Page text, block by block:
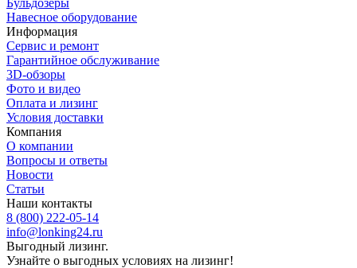
Бульдозеры
Навесное оборудование
Информация
Сервис и ремонт
Гарантийное обслуживание
3D-обзоры
Фото и видео
Оплата и лизинг
Условия доставки
Компания
О компании
Вопросы и ответы
Новости
Статьи
Наши контакты
8 (800) 222-05-14
info@lonking24.ru
Выгодный лизинг.
Узнайте о выгодных условиях на лизинг!